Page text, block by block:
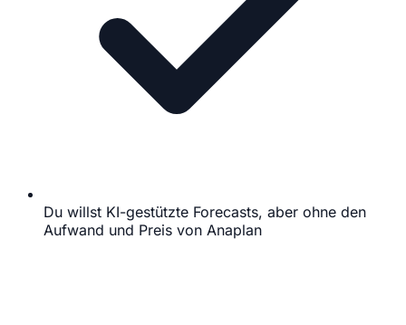
Du willst KI-gestützte Forecasts, aber ohne den
Aufwand und Preis von Anaplan